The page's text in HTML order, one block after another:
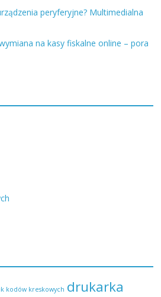
peryferyjne? Multimedialna
na kasy fiskalne online – pora
kodów kreskowych drukarka